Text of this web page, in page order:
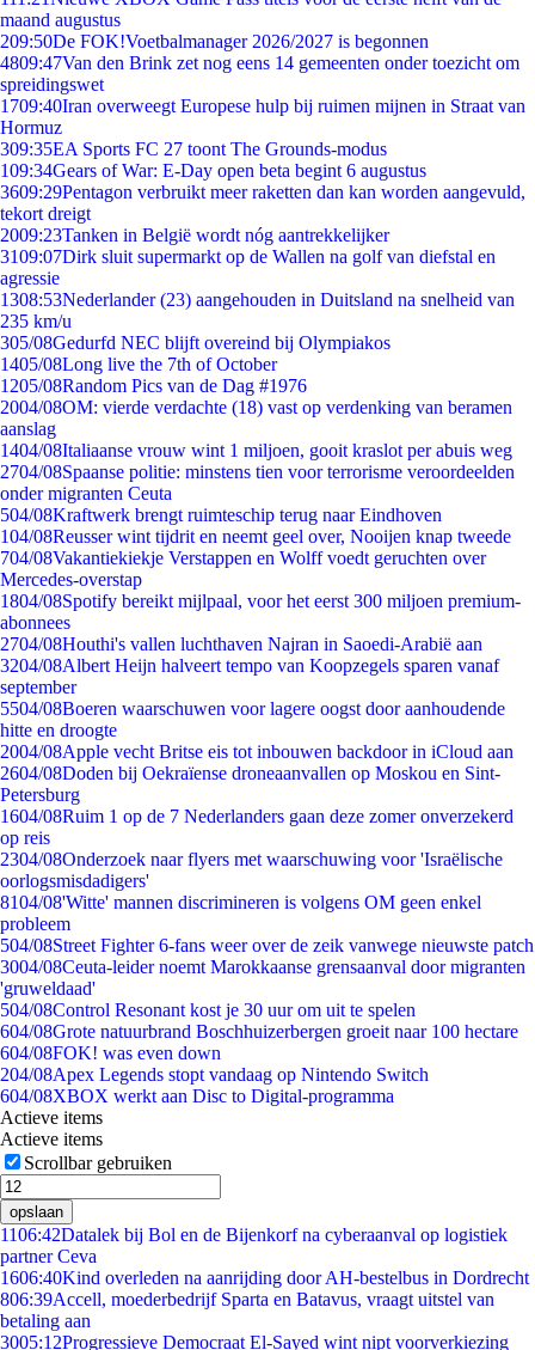
maand augustus
209:50De FOK!Voetbalmanager 2026/2027 is begonnen
4809:47Van den Brink zet nog eens 14 gemeenten onder toezicht om
spreidingswet
1709:40Iran overweegt Europese hulp bij ruimen mijnen in Straat van
Hormuz
309:35EA Sports FC 27 toont The Grounds-modus
109:34Gears of War: E-Day open beta begint 6 augustus
3609:29Pentagon verbruikt meer raketten dan kan worden aangevuld,
tekort dreigt
2009:23Tanken in België wordt nóg aantrekkelijker
3109:07Dirk sluit supermarkt op de Wallen na golf van diefstal en
agressie
1308:53Nederlander (23) aangehouden in Duitsland na snelheid van
235 km/u
305/08Gedurfd NEC blijft overeind bij Olympiakos
1405/08Long live the 7th of October
1205/08Random Pics van de Dag #1976
2004/08OM: vierde verdachte (18) vast op verdenking van beramen
aanslag
1404/08Italiaanse vrouw wint 1 miljoen, gooit kraslot per abuis weg
2704/08Spaanse politie: minstens tien voor terrorisme veroordeelden
onder migranten Ceuta
504/08Kraftwerk brengt ruimteschip terug naar Eindhoven
104/08Reusser wint tijdrit en neemt geel over, Nooijen knap tweede
704/08Vakantiekiekje Verstappen en Wolff voedt geruchten over
Mercedes-overstap
1804/08Spotify bereikt mijlpaal, voor het eerst 300 miljoen premium-
abonnees
2704/08Houthi's vallen luchthaven Najran in Saoedi-Arabië aan
3204/08Albert Heijn halveert tempo van Koopzegels sparen vanaf
september
5504/08Boeren waarschuwen voor lagere oogst door aanhoudende
hitte en droogte
2004/08Apple vecht Britse eis tot inbouwen backdoor in iCloud aan
2604/08Doden bij Oekraïense droneaanvallen op Moskou en Sint-
Petersburg
1604/08Ruim 1 op de 7 Nederlanders gaan deze zomer onverzekerd
op reis
2304/08Onderzoek naar flyers met waarschuwing voor 'Israëlische
oorlogsmisdadigers'
8104/08'Witte' mannen discrimineren is volgens OM geen enkel
probleem
504/08Street Fighter 6-fans weer over de zeik vanwege nieuwste patch
3004/08Ceuta-leider noemt Marokkaanse grensaanval door migranten
'gruweldaad'
504/08Control Resonant kost je 30 uur om uit te spelen
604/08Grote natuurbrand Boschhuizerbergen groeit naar 100 hectare
604/08FOK! was even down
204/08Apex Legends stopt vandaag op Nintendo Switch
604/08XBOX werkt aan Disc to Digital-programma
Actieve items
Actieve items
Scrollbar gebruiken
opslaan
1106:42Datalek bij Bol en de Bijenkorf na cyberaanval op logistiek
partner Ceva
1606:40Kind overleden na aanrijding door AH-bestelbus in Dordrecht
806:39Accell, moederbedrijf Sparta en Batavus, vraagt uitstel van
betaling aan
3005:12Progressieve Democraat El-Sayed wint nipt voorverkiezing